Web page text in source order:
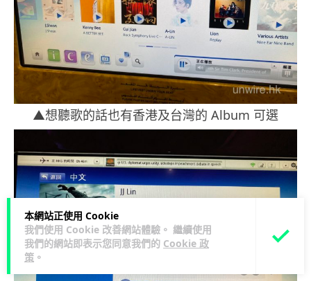
本網站正使用 Cookie
我們使用 Cookie 改善網站體驗。 繼續使用
我們的網站即表示您同意我們的 Cookie 政
策 。
▲想聽歌的話也有香港及台灣的 Album 可選